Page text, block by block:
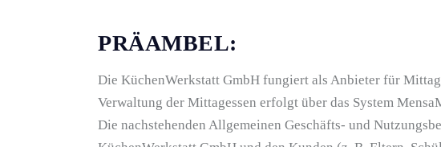
PRÄAMBEL:
Die KüchenWerkstatt GmbH fungiert als Anbieter für
Verwaltung der Mittagessen erfolgt über das System
Die nachstehenden Allgemeinen Geschäfts- und